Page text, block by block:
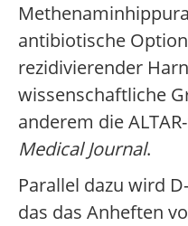
antibiotische
rezidivierender
wissenschaftliche
anderem die
Medical Journal.
Parallel dazu wird
das das Anheften